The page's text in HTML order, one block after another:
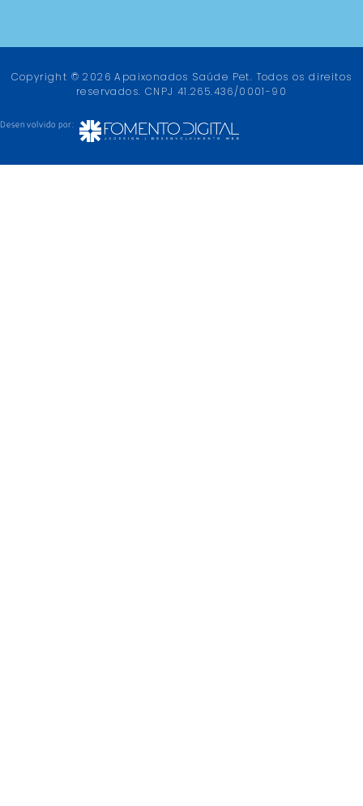
Copyright © 2026 Apaixonados Saúde Pet. Todos os direitos
reservados. CNPJ 41.265.436/0001-90
Desenvolvido por: